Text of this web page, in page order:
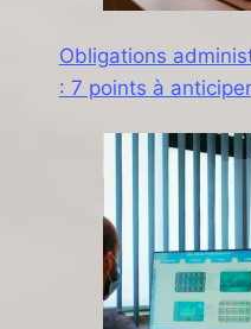
Obligations
: 7 points à anticiper